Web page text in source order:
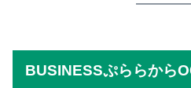
BUSINESSぷららから